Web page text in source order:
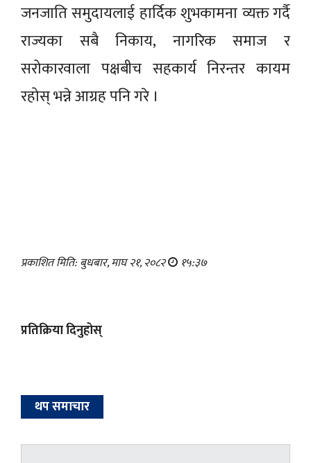
जनजाति समुदायलाई हार्दिक शुभकामना व्यक्त गर्दै
राज्यका सबै निकाय, नागरिक समाज र
सरोकारवाला पक्षबीच सहकार्य निरन्तर कायम
रहोस् भन्ने आग्रह पनि गरे ।
प्रकाशित मिति: बुधबार, माघ २१, २०८२ १५:३७
प्रतिक्रिया दिनुहोस्
थप समाचार